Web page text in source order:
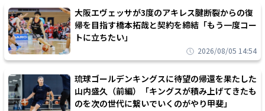
大阪エヴェッサが3度のアキレス腱断裂からの復
帰を目指す橋本拓哉と契約を締結「もう一度コー
トに立ちたい」
2026/08/05 14:54
琉球ゴールデンキングスに待望の帰還を果たした
山内盛久（前編）「キングスが積み上げてきたも
のを次の世代に繋いでいくのがやり甲斐」